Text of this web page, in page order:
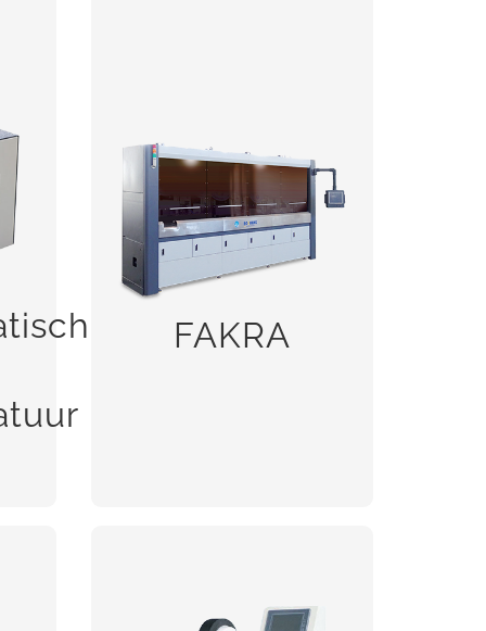
FAKRA